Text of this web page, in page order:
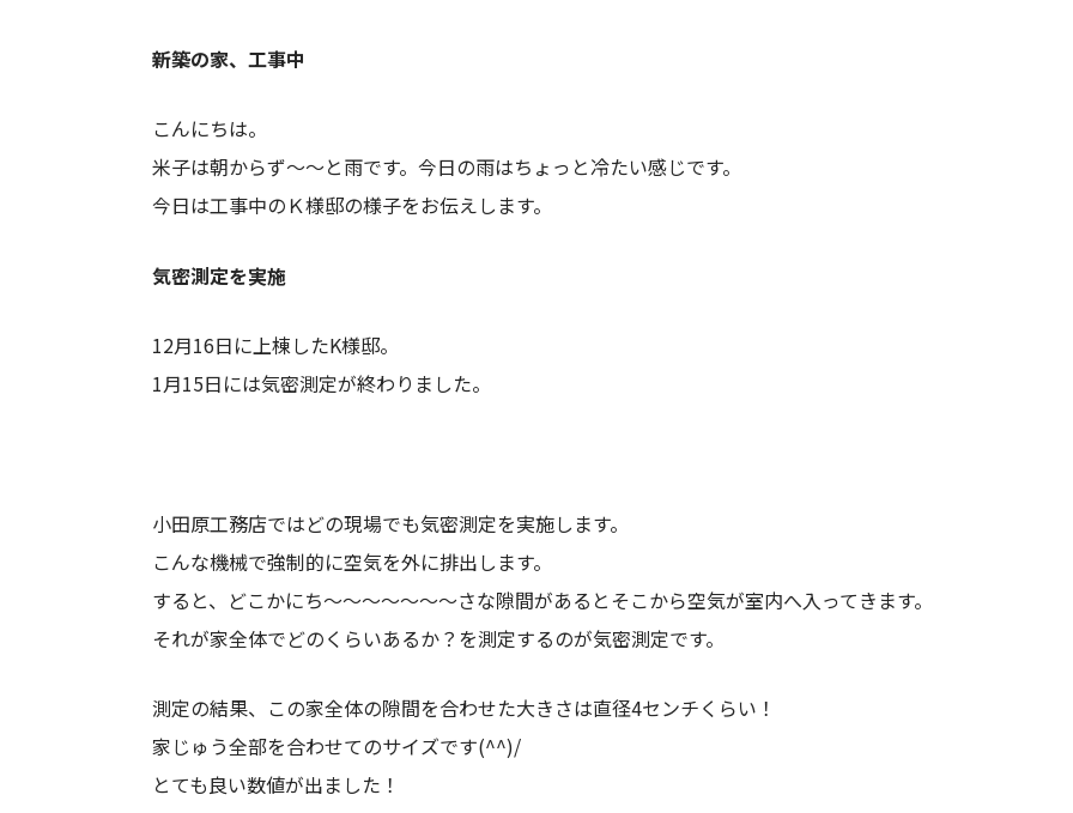
新築の家、工事中
こんにちは。
米子は朝からず～～と雨です。今日の雨はちょっと冷たい感じです。
今日は工事中のＫ様邸の様子をお伝えします。
気密測定を実施
12月16日に上棟したK様邸。
1月15日には気密測定が終わりました。
小田原工務店ではどの現場でも気密測定を実施します。
こんな機械で強制的に空気を外に排出します。
すると、どこかにち～～～～～～～さな隙間があるとそこから空気が室内へ入ってきます。
それが家全体でどのくらいあるか？を測定するのが気密測定です。
測定の結果、この家全体の隙間を合わせた大きさは直径4センチくらい！
家じゅう全部を合わせてのサイズです(^^)/
とても良い数値が出ました！